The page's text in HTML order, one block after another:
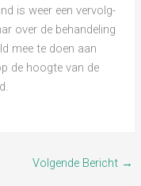
is weer een vervolg-
over de behandeling
mee te doen aan
de hoogte van de
Volgende Bericht →